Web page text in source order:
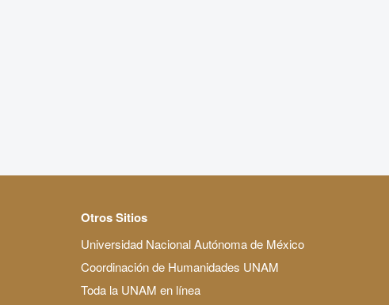
Otros Sitios
Universidad Nacional Autónoma de México
Coordinación de Humanidades UNAM
Toda la UNAM en línea